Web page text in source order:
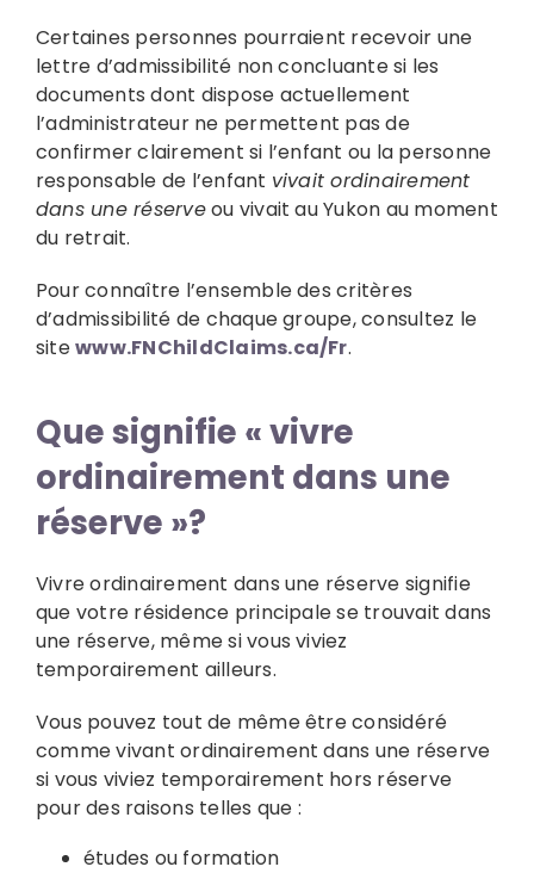
Certaines personnes pourraient recevoir une
lettre d’admissibilité non concluante si les
documents dont dispose actuellement
l’administrateur ne permettent pas de
confirmer clairement si l’enfant ou la personne
responsable de l’enfant vivait ordinairement
dans une réserveou vivait au Yukon au moment
du retrait.
Pour connaître l’ensemble des critères
d’admissibilité de chaque groupe, consultez le
sitewww.FNChildClaims.ca/Fr.
Que signifie « vivre
ordinairement dans une
réserve »?
Vivre ordinairement dans une réserve signifie
que votre résidence principale se trouvait dans
une réserve, même si vous viviez
temporairement ailleurs.
Vous pouvez tout de même être considéré
comme vivant ordinairement dans une réserve
si vous viviez temporairement hors réserve
pour des raisons telles que :
études ou formation